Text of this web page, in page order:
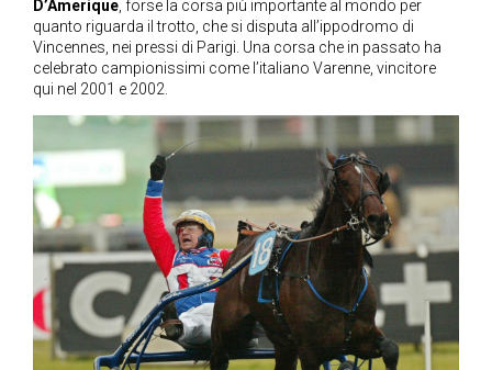
D’Amerique, forse la corsa più importante al mondo per
quanto riguarda il trotto, che si disputa all’ippodromo di
Vincennes, nei pressi di Parigi. Una corsa che in passato ha
celebrato campionissimi come l’italiano Varenne, vincitore
qui nel 2001 e 2002.